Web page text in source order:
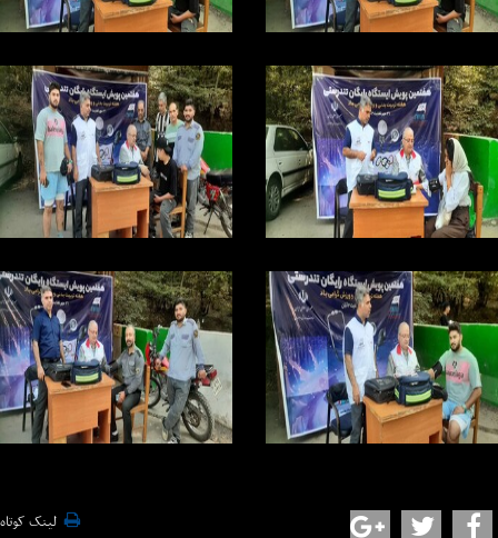
لینک کوتاه